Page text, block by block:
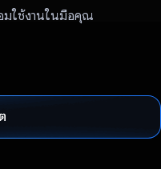
มใช้งานในมือคุณ